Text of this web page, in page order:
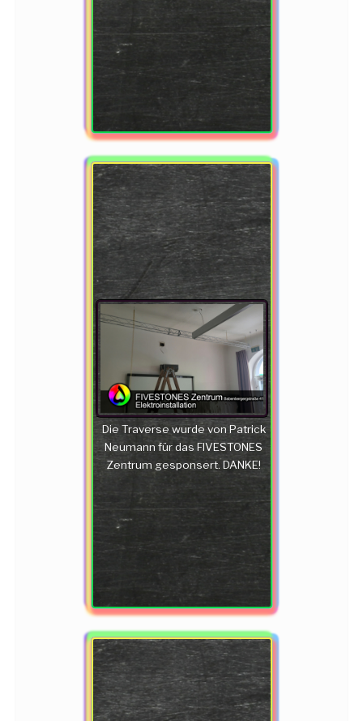
Die Traverse wurde von Patrick
Neumann für das FIVESTONES
Zentrum gesponsert. DANKE!